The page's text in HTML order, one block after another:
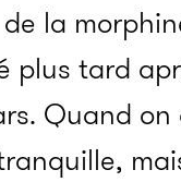
de la
plus tard
Quand